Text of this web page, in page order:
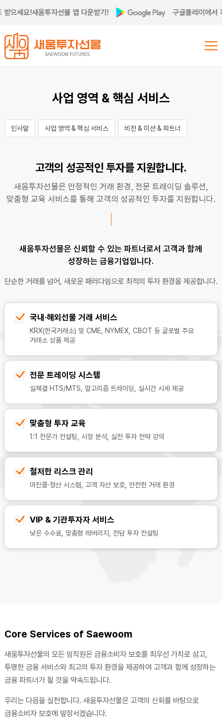
으세요!새움투자선물 앱 다운받기! 구글플레이에서
사업 영역 & 핵심 서비스
인사말 사업 영역 & 핵심 서비스 비전 & 미션 & 파트너
고객의 성공적인 투자를 지원합니다.
새움투자선물은 안정적인 거래 환경, 전문 트레이딩 솔루션,
맞춤형 교육 서비스를 통해 고객의 성공적인 투자를 지원합니다.
새움투자선물은 신뢰할 수 있는 파트너로서 고객과 함께
성장하는 금융기업입니다.
단순한 거래를 넘어, 새로운 패러다임으로 최적의 투자 환경을 제공합니다.
국내·해외선물 거래 서비스
KRX(한국거래소) 및 CME, NYMEX, CBOT 등 글로벌 주요
거래소 상품 제공
전문 트레이딩 시스템
실체결 HTS/MTS, 알고리즘 트레이딩, 실시간 시세 제공
맞춤형 투자 교육
1:1 전문가 컨설팅, 시장 분석, 실전 투자 전략 강의
철저한 리스크 관리
마진콜·청산 시스템, 고객 자산 보호, 안전한 거래 환경
VIP & 기관투자자 서비스
낮은 수수료, 맞춤형 레버리지, 전담 투자 컨설팅
Core Services of Saewoom
새움투자선물의 모든 임직원은 금융소비자 보호를 최우선 가치로 삼고,
투명한 금융 서비스와 최고의 투자 환경을 제공하여 고객과 함께 성장하는
금융 파트너가 될 것을 약속드립니다.
우리는 다음을 실천합니다. 새움투자선물은 고객의 신뢰를 바탕으로
금융소비자 보호에 앞장서겠습니다.